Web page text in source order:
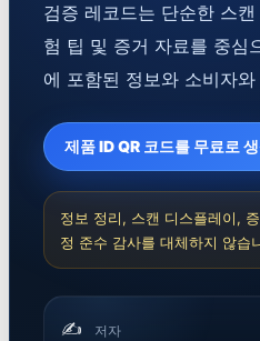
검증 레코드는 단순한 스
험 팁 및 증거 자료를 중심
에 포함된 정보와 소비자
제품 ID QR 코드를 무료로
정보 정리, 스캔 디스플레이,
정 준수 감사를 대체하지 않습
✍️ 저자